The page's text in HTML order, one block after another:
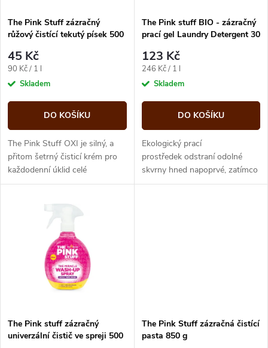
p
r
o
d
u
k
s
p
r
o
d
u
The Pink Stuff zázračný
růžový čistící tekutý písek 500
45 Kč
Měrná
cena:
90 Kč / 1 l
Skladem
DO KOŠÍKU
The Pink Stuff OXI je silný, a
přitom šetrný čisticí krém pro
každodenní úklid celé
domácnosti. Obsahuje aktivní
The Pink stuff BIO - zázračný
prací gel Laundry Detergent 30
123 Kč
Měrná
cena:
246 Kč / 1 l
Skladem
DO KOŠÍKU
Ekologický prací
prostředek odstraní odolné
skvrny hned napoprvé, zatímco
naše svěží a ovocná vůně
The Pink stuff zázračný
univerzální čistič ve spreji 500
The Pink Stuff zázračná čistící
pasta 850 g